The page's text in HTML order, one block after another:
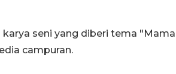
seni yang diberi tema
campuran.